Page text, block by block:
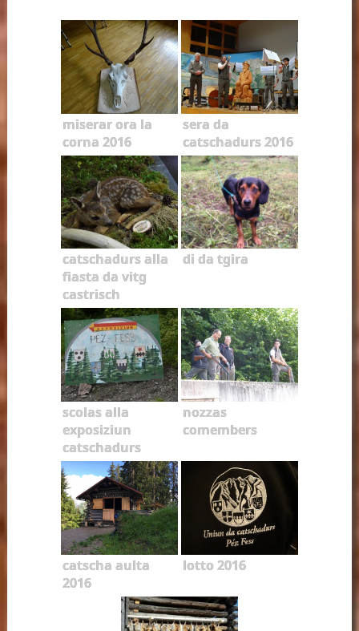
miserar ora la
corna 2016
sera da
catschadurs 2016
catschadurs alla
fiasta da vitg
castrisch
di da tgira
scolas alla
exposiziun
catschadurs
nozzas
comembers
catscha aulta
2016
lotto 2016